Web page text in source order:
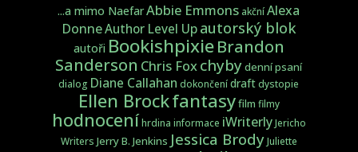
...a mimo NaefarAbbie Emmons akční Alexa
DonneAuthor Level Upautorský blok
autoři BookishpixieBrandon
Sanderson Chris Foxchybydenní psaní
dialog Diane Callahan dokončení draft dystopie
Ellen Brockfantasyfilm filmy
hodnoceníhrdina informace iWriterlyJericho
Writers Jerry B. Jenkins Jessica BrodyJuliette